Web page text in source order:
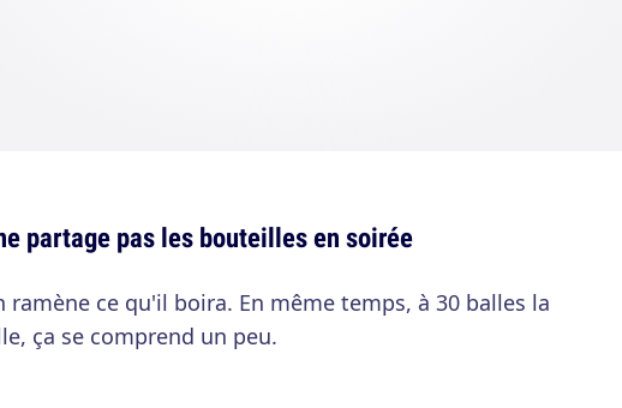
partage pas les bouteilles en soirée
ramène ce qu'il boira. En même temps, à 30 balles la
ça se comprend un peu.